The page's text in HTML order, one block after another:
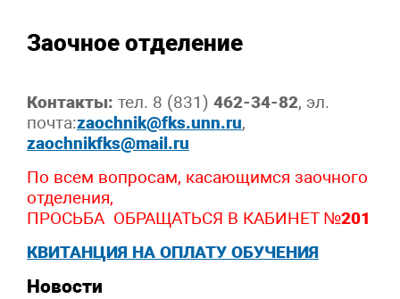
Заочное отделение
Контакты: тел. 8 (831) 462-34-82, эл.
почта:zaochnik@fks.unn.ru,
zaochnikfks@mail.ru
По всем вопросам, касающимся заочного
отделения,
ПРОСЬБА ОБРАЩАТЬСЯ В КАБИНЕТ №201
КВИТАНЦИЯ НА ОПЛАТУ ОБУЧЕНИЯ
Новости